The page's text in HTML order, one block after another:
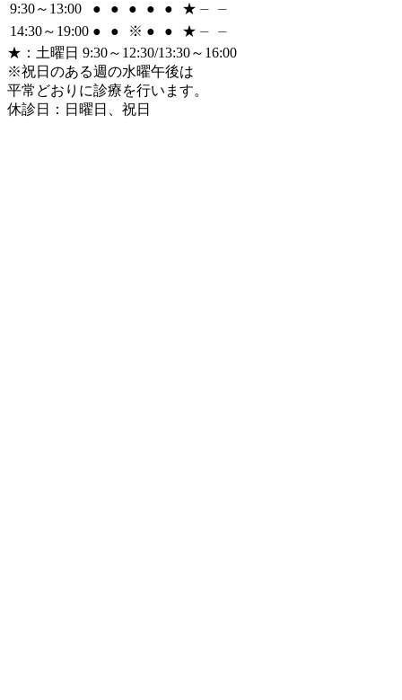
9:30～13:00
● ● ● ● ● ★ ⏤ ⏤
14:30～19:00 ● ● ※ ● ● ★ ⏤ ⏤
★ ：土曜日 9:30～12:30/13:30～16:00
※祝日のある週の水曜午後は
平常どおりに診療を行います。
休診日：日曜日、祝日